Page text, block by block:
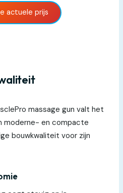
actuele prijs
massage gun valt het
moderne- en compacte
bouwkwaliteit voor zijn